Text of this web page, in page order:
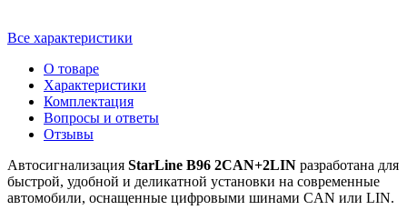
Все характеристики
О товаре
Характеристики
Комплектация
Вопросы и ответы
Отзывы
Автосигнализация StarLine B96 2CAN+2LIN разработана для
быстрой, удобной и деликатной установки на современные
автомобили, оснащенные цифровыми шинами CAN или LIN.